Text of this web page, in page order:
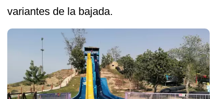
variantes de la bajada.